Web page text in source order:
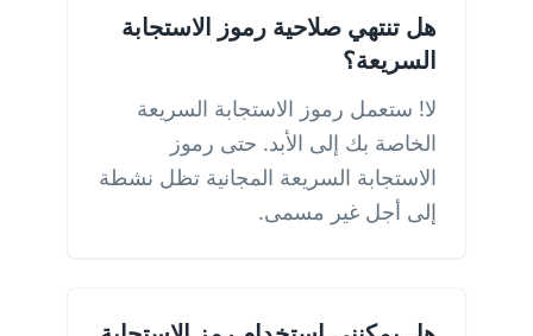
هل تنتهي صلاحية رموز الاستجابة
السريعة؟
لا! ستعمل رموز الاستجابة السريعة
الخاصة بك إلى الأبد. حتى رموز
الاستجابة السريعة المجانية تظل نشطة
إلى أجل غير مسمى.